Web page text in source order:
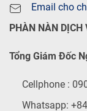
Email cho
PHÀN NÀN DỊCH
Tổng Giám Đốc
Cellphone :
Whatsapp: